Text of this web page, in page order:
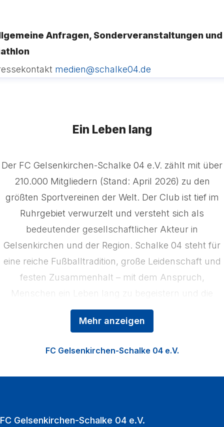
Anfragen, Sonderveranstaltungen und
medien@schalke04.de
Ein Leben lang
Mehr anzeigen
Der FC Gelsenkirchen-Schalke 04 e.V. zählt mit über
210.000 Mitgliedern (Stand: April 2026) zu den
größten Sportvereinen der Welt. Der Club ist tief im
Ruhrgebiet verwurzelt und versteht sich als
bedeutender gesellschaftlicher Akteur in
Gelsenkirchen und der Region. Schalke 04 steht für
eine reiche Fußballtradition, große Leidenschaft und
festen Zusammenhalt – mit dem Anspruch,
Menschen ein Leben lang zu begeistern und die
Region zu stärken. Das Kerngeschäft der
Königsblauen ist der Profifußball, ergänzt durch die
FC Gelsenkirchen-Schalke 04 e.V.
FC Gelsenkirchen-Schalke 04 e.V.